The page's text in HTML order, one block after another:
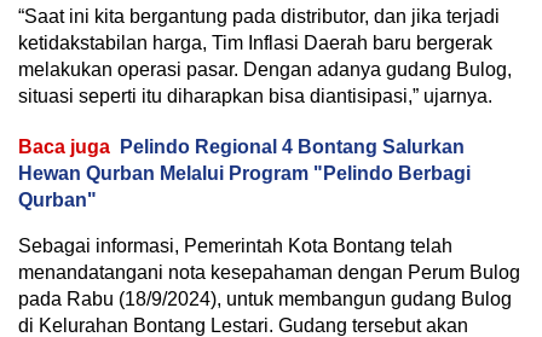
“Saat ini kita bergantung pada distributor, dan jika terjadi
ketidakstabilan harga, Tim Inflasi Daerah baru bergerak
melakukan operasi pasar. Dengan adanya gudang Bulog,
situasi seperti itu diharapkan bisa diantisipasi,” ujarnya.
Baca juga
Pelindo Regional 4 Bontang Salurkan
Hewan Qurban Melalui Program "Pelindo Berbagi
Qurban"
Sebagai informasi, Pemerintah Kota Bontang telah
menandatangani nota kesepahaman dengan Perum Bulog
pada Rabu (18/9/2024), untuk membangun gudang Bulog
di Kelurahan Bontang Lestari. Gudang tersebut akan